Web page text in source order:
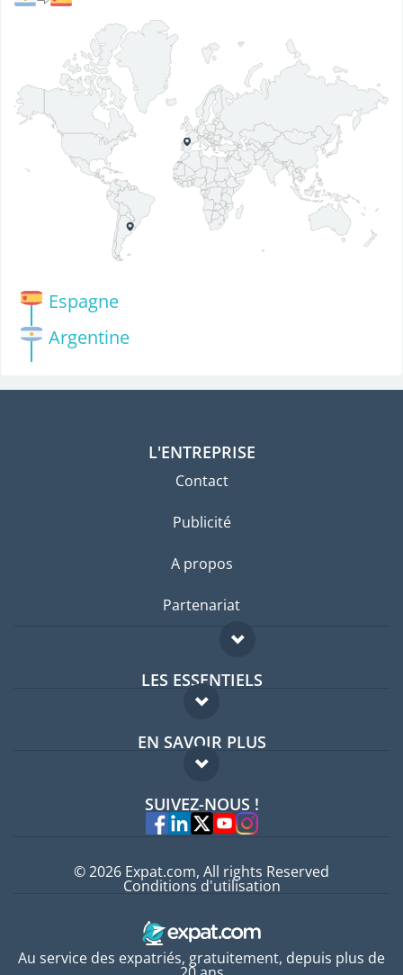
Espagne
Argentine
L'ENTREPRISE
Contact
Publicité
A propos
Partenariat
LES ESSENTIELS
Forum expatriés
Guides pays
EN SAVOIR PLUS
FAQ
Experts
SUIVEZ-NOUS !
Au service des expatriés, gratuitement, depuis plus de
© 2026 Expat.com, All rights Reserved
Conditions d'utilisation